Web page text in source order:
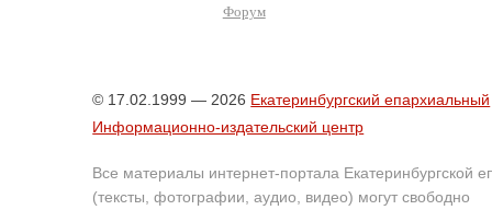
Форум
© 17.02.1999 — 2026 Екатеринбургский епархиальный
Информационно-издательский центр
Все материалы интернет-портала Екатеринбургской
(тексты, фотографии, аудио, видео) могут свободно